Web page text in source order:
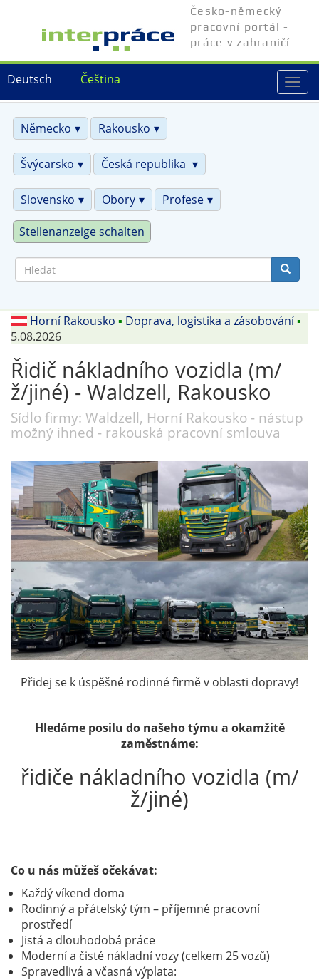
hlavnímu
Čeština
Deutsch
Česko-německý
pracovní portál -
práce v zahraničí
Německo
Rakousko
Švýcarsko Česká republika
Slovensko Obory Profese
Stellenanzeige schalten
Horní Rakousko ▪ Doprava, logistika a zásobování▪
5.08.2026
Řidič nákladního vozidla (m/
ž/jiné) - Waldzell, Rakousko
Sídlo firmy: Waldzell, Horní Rakousko - nástup
možný ihned - rakouská pracovní smlouva
Přidej se k úspěšné rodinné firmě v oblasti dopravy!
Hledáme posilu do našeho týmu a okamžitě
zaměstnáme:
řidiče nákladního vozidla (m/
ž/jiné)
Co u nás můžeš očekávat:
Každý víkend doma
Rodinný a přátelský tým – příjemné pracovní
prostředí
Jistá a dlouhodobá práce
Moderní a čisté nákladní vozy (celkem 25 vozů)
Spravedlivá a včasná výplata: